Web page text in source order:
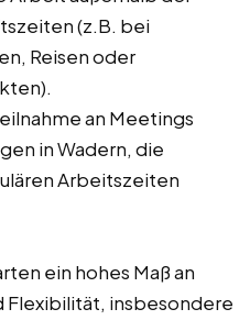
(z.B. bei
Reisen oder
an Meetings
in Wadern, die
Arbeitszeiten
ein hohes Maß an
Flexibilität, insbesondere